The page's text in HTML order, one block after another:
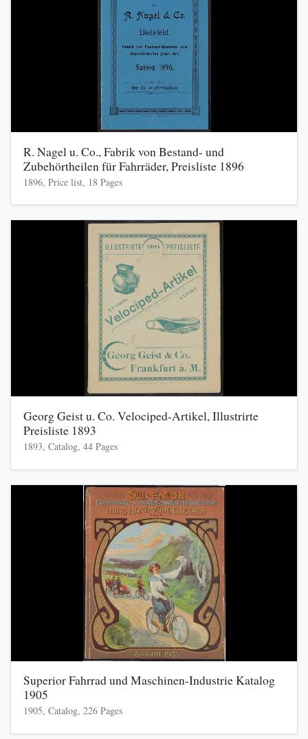
R. Nagel u. Co., Fabrik von Bestand- und
Zubehörtheilen für Fahrräder, Preisliste 1896
1896, Price list, 18 Pages
Georg Geist u. Co. Velociped-Artikel, Illustrirte
Preisliste 1893
1893, Catalog, 44 Pages
Superior Fahrrad und Maschinen-Industrie Katalog
1905
1905, Catalog, 226 Pages